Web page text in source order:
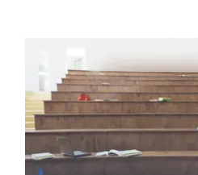
La CPES Humanités,